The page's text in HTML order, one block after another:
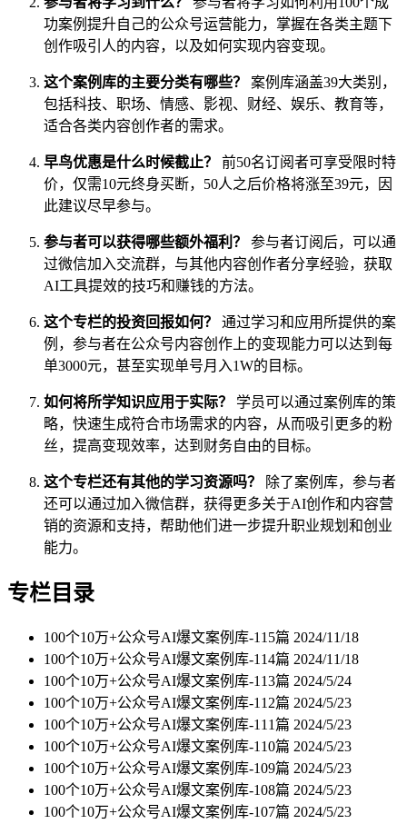
功案例提升自己的公众号运营能力，掌握在各类主题下
创作吸引人的内容，以及如何实现内容变现。
这个案例库的主要分类有哪些？
案例库涵盖39大类别，
包括科技、职场、情感、影视、财经、娱乐、教育等，
适合各类内容创作者的需求。
早鸟优惠是什么时候截止？
前50名订阅者可享受限时特
价，仅需10元终身买断，50人之后价格将涨至39元，因
此建议尽早参与。
参与者可以获得哪些额外福利？
参与者订阅后，可以通
过微信加入交流群，与其他内容创作者分享经验，获取
AI工具提效的技巧和赚钱的方法。
这个专栏的投资回报如何？
通过学习和应用所提供的案
例，参与者在公众号内容创作上的变现能力可以达到每
单3000元，甚至实现单号月入1W的目标。
如何将所学知识应用于实际？
学员可以通过案例库的策
略，快速生成符合市场需求的内容，从而吸引更多的粉
丝，提高变现效率，达到财务自由的目标。
这个专栏还有其他的学习资源吗？
除了案例库，参与者
还可以通过加入微信群，获得更多关于AI创作和内容营
销的资源和支持，帮助他们进一步提升职业规划和创业
能力。
专栏目录
100个10万+公众号AI爆文案例库-115篇 2024/11/18
100个10万+公众号AI爆文案例库-114篇 2024/11/18
100个10万+公众号AI爆文案例库-113篇 2024/5/24
100个10万+公众号AI爆文案例库-112篇 2024/5/23
100个10万+公众号AI爆文案例库-111篇 2024/5/23
100个10万+公众号AI爆文案例库-110篇 2024/5/23
100个10万+公众号AI爆文案例库-109篇 2024/5/23
100个10万+公众号AI爆文案例库-108篇 2024/5/23
100个10万+公众号AI爆文案例库-107篇 2024/5/23